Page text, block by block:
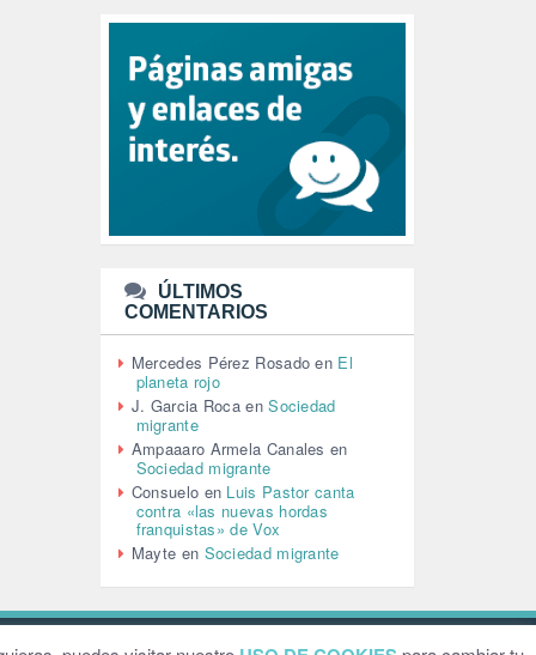
JANE GOODDALL (1)
JAZZ (1)
JÓVENES (28)
JUSTICIA (13)
LEÓN XIV (5)
LGTBI (1)
MEMORIA HISTÓRICA (232)
MONARQUÍA (26)
NATURALEZA (1)
PALESTINA (8)
PARTICIPACIÓN CIUDADANA (393)
PAZ (2)
PENSIONES (12)
PEPE MUJICA (2)
PESCADORES (1)
POBREZA (2)
POLÍTICA INTERNACIONAL (367)
POLÍTICA VALENCIA (358)
ÚLTIMOS
COMENTARIOS
Mercedes Pérez Rosado en El
planeta rojo
J. Garcia Roca enSociedad
migrante
Ampaaaro Armela Canales en
Sociedad migrante
Consuelo en Luis Pastor canta
contra «las nuevas hordas
franquistas» de Vox
Mayte en Sociedad migrante